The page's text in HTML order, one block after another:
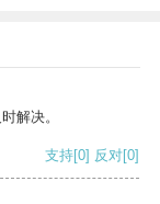
解决。
支持[0] 反对[0]